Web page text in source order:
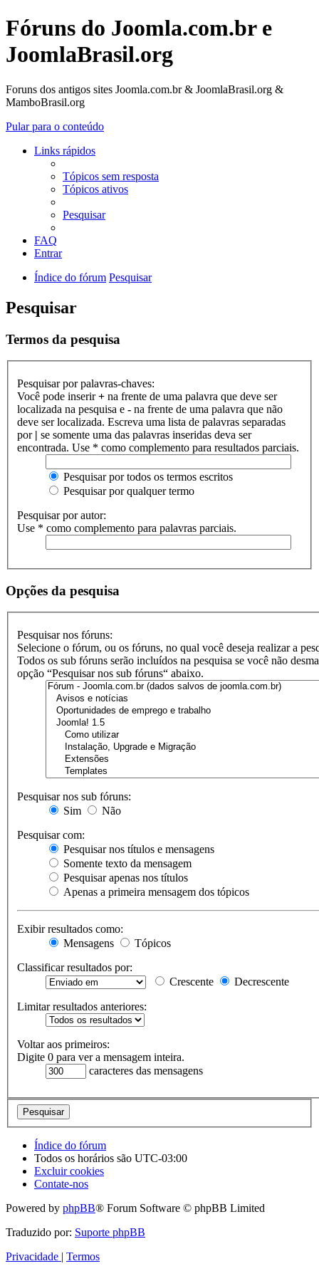
Fóruns do Joomla.com.br e
JoomlaBrasil.org
Foruns dos antigos sites Joomla.com.br & JoomlaBrasil.org &
MamboBrasil.org
Pular para o conteúdo
Links rápidos
Tópicos sem resposta
Tópicos ativos
Pesquisar
FAQ
Entrar
Índice do fórum Pesquisar
Pesquisar
Termos da pesquisa
Pesquisar por palavras-chaves:
Você pode inserir+ na frente de uma palavra que deve ser
localizada na pesquisa e - na frente de uma palavra que não
deve ser localizada. Escreva uma lista de palavras separadas
por | se somente uma das palavras inseridas deva ser
encontrada. Use * como complemento para resultados parciais.
Pesquisar por todos os termos escritos
Pesquisar por qualquer termo
Pesquisar por autor:
Use * como complemento para palavras parciais.
Opções da pesquisa
Pesquisar nos fóruns:
Selecione o fórum, ou os fóruns, no qual você deseja realizar a
Todos os sub fóruns serão incluídos na pesquisa se você não
opção “Pesquisar nos sub fóruns“ abaixo.
Pesquisar nos sub fóruns:
Sim
Não
Pesquisar com:
Pesquisar nos títulos e mensagens
Somente texto da mensagem
Pesquisar apenas nos títulos
Apenas a primeira mensagem dos tópicos
Exibir resultados como:
Mensagens
Tópicos
Classificar resultados por:
Crescente
Decrescente
Limitar resultados anteriores:
Voltar aos primeiros:
Digite 0 para ver a mensagem inteira.
caracteres das mensagens
Índice do fórum
Todos os horários são UTC-03:00
Excluir cookies
Contate-nos
Powered by phpBB® Forum Software © phpBB Limited
Traduzido por: Suporte phpBB
Privacidade | Termos